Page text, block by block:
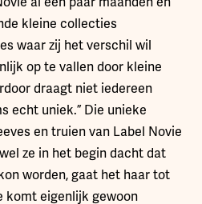
kleine collecties
waar zij het verschil wil
op te vallen door kleine
draagt niet iedereen
echt uniek.” Die unieke
en truien van Label Novie
ze in het begin dacht dat
worden, gaat het haar tot
komt eigenlijk gewoon